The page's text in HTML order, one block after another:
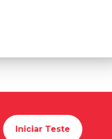
Iniciar Teste